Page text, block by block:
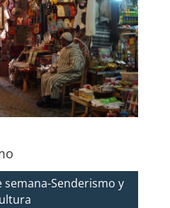
Senderismo y